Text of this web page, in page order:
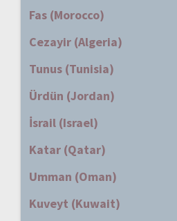
Fas (Morocco)
Cezayir (Algeria)
Tunus (Tunisia)
Ürdün (Jordan)
İsrail (Israel)
Katar (Qatar)
Umman (Oman)
Kuveyt (Kuwait)